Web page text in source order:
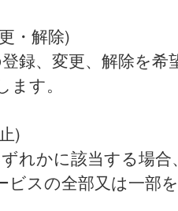
・解除)
録、変更、解除を希
す。
)
れかに該当する場合
ビスの全部又は一部